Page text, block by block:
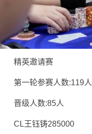
精英邀请赛
第一轮参赛人数:119人
晋级人数:85人
CL王钰铸285000